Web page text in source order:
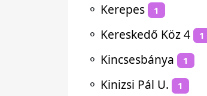
⚬ Kerepes 1
⚬ Kereskedő Köz 4 1
⚬ Kincsesbánya 1
⚬ Kinizsi Pál U. 1